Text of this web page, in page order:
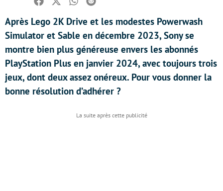
Facebook
TwitterWhatsapp
Reddit
Après Lego 2K Drive et les modestes Powerwash
Simulator et Sable en décembre 2023, Sony se
montre bien plus généreuse envers les abonnés
PlayStation Plus en janvier 2024, avec toujours trois
jeux, dont deux assez onéreux. Pour vous donner la
bonne résolution d’adhérer ?